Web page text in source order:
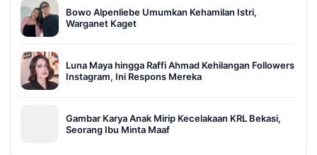
Bowo Alpenliebe Umumkan Kehamilan Istri,
Warganet Kaget
Luna Maya hingga Raffi Ahmad Kehilangan Followers
Instagram, Ini Respons Mereka
Gambar Karya Anak Mirip Kecelakaan KRL Bekasi,
Seorang Ibu Minta Maaf